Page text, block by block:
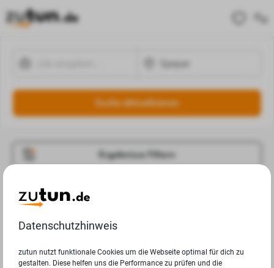
Suche aktualisieren
Ergebnisse Filtern
Jobangebote
Ergebnisse.
Datenschutzhinweis
zutun nutzt funktionale Cookies um die Webseite optimal für dich zu
gestalten. Diese helfen uns die Performance zu prüfen und die